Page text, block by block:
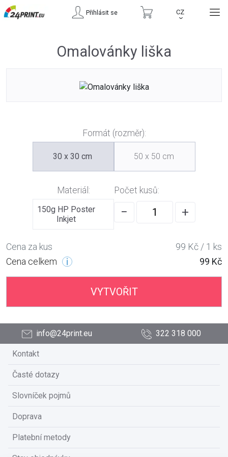
Přihlásit se CZ
›
Omalovánky liška
Formát (rozměr):
30 x 30 cm 50 x 50 cm
Materiál:
150g HP Poster
Inkjet
Počet kusů:
− +
Cena za kus
99 Kč / 1 ks
Cena celkem
99 Kč
VYTVOŘIT
info@24print.eu 322 318 000
Kontakt
Časté dotazy
Slovníček pojmů
Doprava
Platební metody